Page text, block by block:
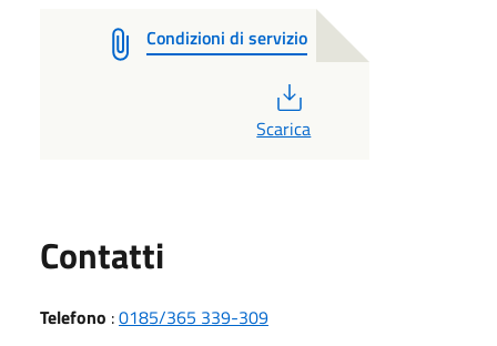
Condizioni di servizio
Scarica
Contatti
Telefono :0185/365 339-309